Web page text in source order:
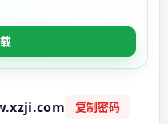
复制密码